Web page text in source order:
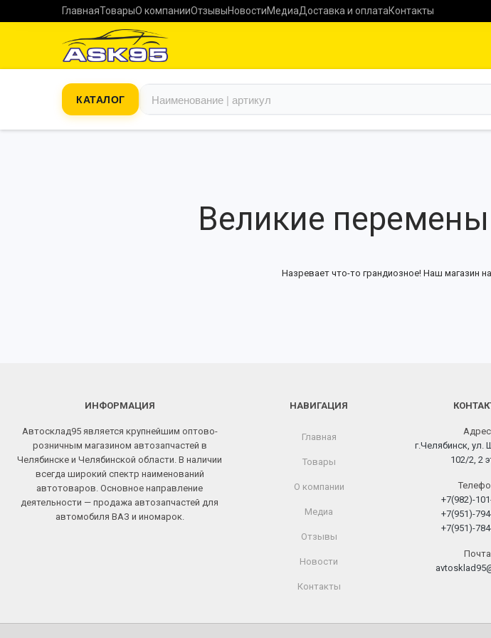
ГлавнаяТоварыО компанииОтзывыНовостиМедиаДоставка и оплатаКонтакты
КАТАЛОГ
Великие
Назревает что-то грандиозное! Наш магазин
ИНФОРМАЦИЯ
Автосклад95 является крупнейшим оптово-
розничным магазином автозапчастей в
Челябинске и Челябинской области. В наличии
всегда широкий спектр наименований
автотоваров. Основное направление
деятельности — продажа автозапчастей для
автомобиля ВАЗ и иномарок.
НАВИГАЦИЯ
Главная
Товары
О компании
Медиа
Отзывы
Новости
Контакты
г.Челябинск, ул.
102/2, 2
+7(982)-
+7(951)-
+7(951)-